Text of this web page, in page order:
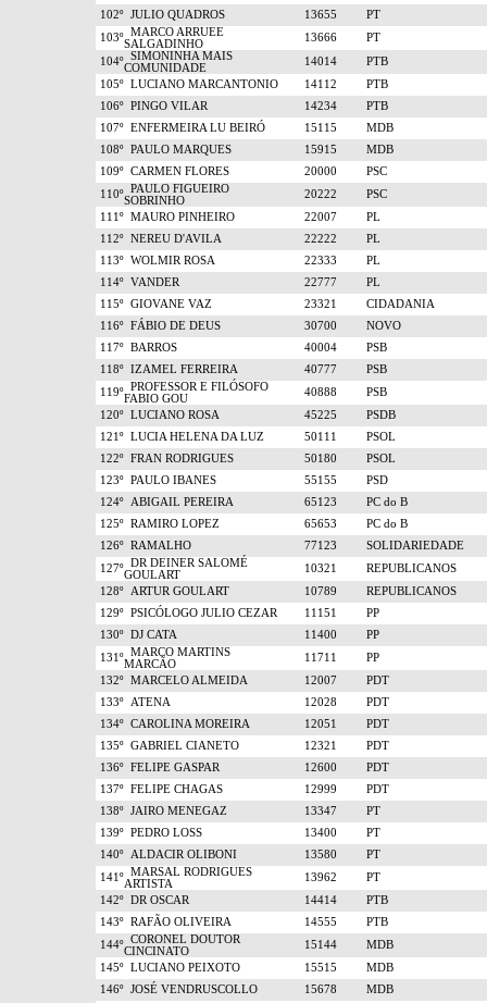
102º JULIO QUADROS 13655
PT
103º MARCO ARRUEE
SALGADINHO
13666
PT
104º SIMONINHA MAIS
COMUNIDADE
14014
PTB
105º LUCIANO MARCANTONIO 14112
PTB
106º PINGO VILAR 14234
PTB
107º ENFERMEIRA LU BEIRÓ 15115
MDB
108º PAULO MARQUES 15915
MDB
109º CARMEN FLORES 20000
PSC
110º PAULO FIGUEIRO
SOBRINHO
20222
PSC
111º MAURO PINHEIRO 22007
PL
112º NEREU D'AVILA 22222
PL
113º WOLMIR ROSA 22333
PL
114º VANDER 22777
PL
115º GIOVANE VAZ 23321
CIDADANIA
116º FÁBIO DE DEUS 30700
NOVO
117º BARROS 40004
PSB
118º IZAMEL FERREIRA 40777
PSB
119º PROFESSOR E FILÓSOFO
FABIO GOU
40888
PSB
120º LUCIANO ROSA 45225
PSDB
121º LUCIA HELENA DA LUZ 50111
PSOL
122º FRAN RODRIGUES 50180
PSOL
123º PAULO IBANES 55155
PSD
124º ABIGAIL PEREIRA 65123
PC do B
125º RAMIRO LOPEZ 65653
PC do B
126º RAMALHO 77123
SOLIDARIEDADE
127º DR DEINER SALOMÉ
GOULART
10321
REPUBLICANOS
128º ARTUR GOULART 10789
REPUBLICANOS
129º PSICÓLOGO JULIO CEZAR 11151
PP
130º DJ CATA 11400
PP
131º MARCO MARTINS
MARCÃO
11711
PP
132º MARCELO ALMEIDA 12007
PDT
133º ATENA 12028
PDT
134º CAROLINA MOREIRA 12051
PDT
135º GABRIEL CIANETO 12321
PDT
136º FELIPE GASPAR 12600
PDT
137º FELIPE CHAGAS 12999
PDT
138º JAIRO MENEGAZ 13347
PT
139º PEDRO LOSS 13400
PT
140º ALDACIR OLIBONI 13580
PT
141º MARSAL RODRIGUES
ARTISTA
13962
PT
142º DR OSCAR 14414
PTB
143º RAFÃO OLIVEIRA 14555
PTB
144º CORONEL DOUTOR
CINCINATO
15144
MDB
145º LUCIANO PEIXOTO 15515
MDB
146º JOSÉ VENDRUSCOLLO 15678 MDB